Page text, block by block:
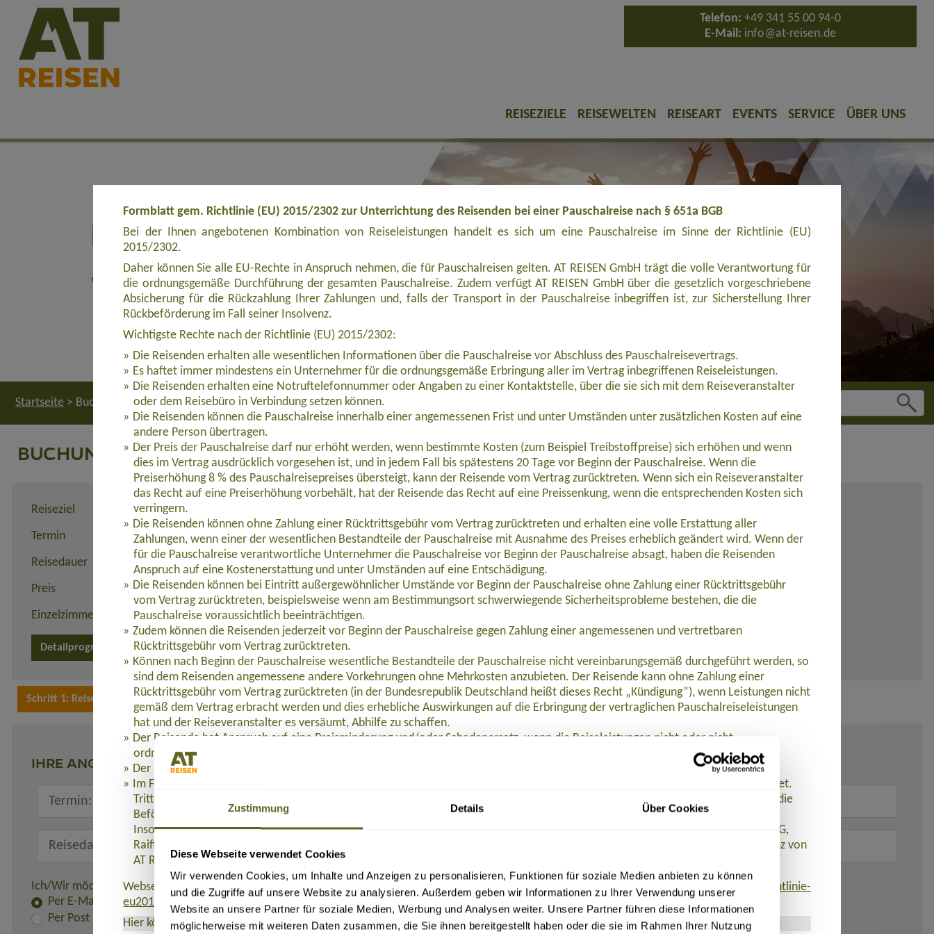
Zustimmung Details Über Cookies
Diese Webseite verwendet Cookies
Wir verwenden Cookies, um Inhalte und Anzeigen zu personalisieren, Funktionen für soziale Medien anbieten zu können
und die Zugriffe auf unsere Website zu analysieren. Außerdem geben wir Informationen zu Ihrer Verwendung unserer
Website an unsere Partner für soziale Medien, Werbung und Analysen weiter. Unsere Partner führen diese Informationen
möglicherweise mit weiteren Daten zusammen, die Sie ihnen bereitgestellt haben oder die sie im Rahmen Ihrer Nutzung
Telefon: +49 341 55 00 94-0
E-Mail: info@at-reisen.de
REISEZIELE REISEWELTEN REISEART EVENTS SERVICE ÜBER UNS
Startseite > Buchung
BUCHUNG
Reiseziel Vom Bush zum Beach (AFZA003)
Termin individuell
Reisedauer individuell
Preis 5.760,00 Euro zzgl. Flug ab 990,00 Euro
Einzelzimmerzuschlag 1.795,00 Euro
Detailprogramm 2025
IHRE ANGABEN
Ich/Wir möchte(n) die Rechnung und alle Unterlagen erhalten:
Per E-Mail
Per Post
Formblatt gem. Richtlinie (EU) 2015/2302 zur Unterrichtung des Reisenden bei einer Pauschalreise nach § 651a BGB
Bei der Ihnen angebotenen Kombination von Reiseleistungen handelt es sich um eine Pauschalreise im Sinne der Richtlinie (EU)
2015/2302.
Daher können Sie alle EU-Rechte in Anspruch nehmen, die für Pauschalreisen gelten. AT REISEN GmbH trägt die volle Verantwortung für
die ordnungsgemäße Durchführung der gesamten Pauschalreise. Zudem verfügt AT REISEN GmbH über die gesetzlich vorgeschriebene
Absicherung für die Rückzahlung Ihrer Zahlungen und, falls der Transport in der Pauschalreise inbegriffen ist, zur Sicherstellung Ihrer
Rückbeförderung im Fall seiner Insolvenz.
Wichtigste Rechte nach der Richtlinie (EU) 2015/2302:
Die Reisenden erhalten alle wesentlichen Informationen über die Pauschalreise vor Abschluss des Pauschalreisevertrags.
Es haftet immer mindestens ein Unternehmer für die ordnungsgemäße Erbringung aller im Vertrag inbegriffenen Reiseleistungen.
Die Reisenden erhalten eine Notruftelefonnummer oder Angaben zu einer Kontaktstelle, über die sie sich mit dem Reiseveranstalter
oder dem Reisebüro in Verbindung setzen können.
Die Reisenden können die Pauschalreise innerhalb einer angemessenen Frist und unter Umständen unter zusätzlichen Kosten auf eine
andere Person übertragen.
Der Preis der Pauschalreise darf nur erhöht werden, wenn bestimmte Kosten (zum Beispiel Treibstoffpreise) sich erhöhen und wenn
dies im Vertrag ausdrücklich vorgesehen ist, und in jedem Fall bis spätestens 20 Tage vor Beginn der Pauschalreise. Wenn die
Preiserhöhung 8 % des Pauschalreisepreises übersteigt, kann der Reisende vom Vertrag zurücktreten. Wenn sich ein Reiseveranstalter
das Recht auf eine Preiserhöhung vorbehält, hat der Reisende das Recht auf eine Preissenkung, wenn die entsprechenden Kosten sich
verringern.
Die Reisenden können ohne Zahlung einer Rücktrittsgebühr vom Vertrag zurücktreten und erhalten eine volle Erstattung aller
Zahlungen, wenn einer der wesentlichen Bestandteile der Pauschalreise mit Ausnahme des Preises erheblich geändert wird. Wenn der
für die Pauschalreise verantwortliche Unternehmer die Pauschalreise vor Beginn der Pauschalreise absagt, haben die Reisenden
Anspruch auf eine Kostenerstattung und unter Umständen auf eine Entschädigung.
Die Reisenden können bei Eintritt außergewöhnlicher Umstände vor Beginn der Pauschalreise ohne Zahlung einer Rücktrittsgebühr
vom Vertrag zurücktreten, beispielsweise wenn am Bestimmungsort schwerwiegende Sicherheitsprobleme bestehen, die die
Pauschalreise voraussichtlich beeinträchtigen.
Zudem können die Reisenden jederzeit vor Beginn der Pauschalreise gegen Zahlung einer angemessenen und vertretbaren
Rücktrittsgebühr vom Vertrag zurücktreten.
Können nach Beginn der Pauschalreise wesentliche Bestandteile der Pauschalreise nicht vereinbarungsgemäß durchgeführt werden, so
sind dem Reisenden angemessene andere Vorkehrungen ohne Mehrkosten anzubieten. Der Reisende kann ohne Zahlung einer
Rücktrittsgebühr vom Vertrag zurücktreten (in der Bundesrepublik Deutschland heißt dieses Recht „Kündigung”), wenn Leistungen nicht
gemäß dem Vertrag erbracht werden und dies erhebliche Auswirkungen auf die Erbringung der vertraglichen Pauschalreiseleistungen
hat und der Reiseveranstalter es versäumt, Abhilfe zu schaffen.
Der Reisende hat Anspruch auf eine Preisminderung und/oder Schadenersatz, wenn die Reiseleistungen nicht oder nicht
ordnungsgemäß erbracht werden.
Der Reiseveranstalter leistet dem Reisenden Beistand, wenn dieser sich in Schwierigkeiten befindet.
Im Fall der Insolvenz des Reiseveranstalters oder in einigen Mitgliedstaaten des Reisevermittlers werden Zahlungen zurückerstattet.
Tritt die Insolvenz des Reiseveranstalters oder, sofern einschlägig, des Reisevermittlers nach Beginn der Pauschalreise ein und ist die
Beförderung Bestandteil der Pauschalreise, so wird die Rückbeförderung der Reisenden gewährleistet. AT REISEN GmbH hat eine
Insolvenzabsicherung mit R+V Allgemeine Versicherung AG abgeschlossen. Die Reisenden können R+V Allgemeine Versicherung AG,
Raiffeisenplatz 1, 65189 Wiesbaden, Tel. 0611 533 5859, info@ruv.de kontaktieren, wenn ihnen Leistungen aufgrund der Insolvenz von
AT REISEN GmbH verweigert werden.
Webseite, auf der die Richtlinie (EU) 2015/2302 in der in das nationale Recht umgesetzten Form zu finden ist:
www.umsetzung-richtlinie-
eu2015-2302.de
Hier können Sie das Formblattals PDF herunterladen.